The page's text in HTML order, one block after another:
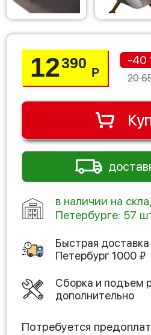
12390
Р
-40
20
в наличии на
Петербурге: 57
Быстрая
Петербург1000 ₽
Сборка и подъем
дополнительно
Потребуется